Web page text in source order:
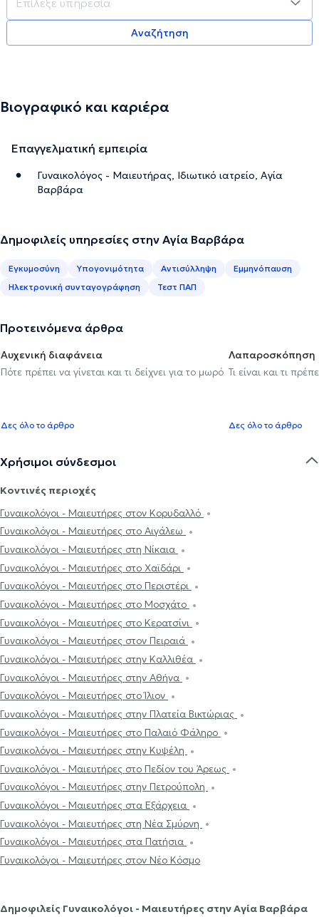
Αναζήτηση
Βιογραφικό και καριέρα
Επαγγελματική εμπειρία
Γυναικολόγος - Μαιευτήρας, Ιδιωτικό ιατρείο, Αγία
Βαρβάρα
Δημοφιλείς υπηρεσίες στην Αγία Βαρβάρα
Εγκυμοσύνη Υπογονιμότητα Αντισύλληψη
Εμμηνόπαυση
Ηλεκτρονική συνταγογράφηση
Τεστ ΠΑΠ
Προτεινόμενα άρθρα
Αυχενική διαφάνεια
Πότε πρέπει να γίνεται και τι δείχνει για το μωρό
Δες όλο το άρθρο
Λαπαροσκόπηση
Τι είναι και τι
Δες όλο το άρθρο
Χρήσιμοι σύνδεσμοι
Κοντινές περιοχές
Γυναικολόγοι - Μαιευτήρες στον Κορυδαλλό
Γυναικολόγοι - Μαιευτήρες στο Αιγάλεω
Γυναικολόγοι - Μαιευτήρες στη Νίκαια
Γυναικολόγοι - Μαιευτήρες στο Χαϊδάρι
Γυναικολόγοι - Μαιευτήρες στο Περιστέρι
Γυναικολόγοι - Μαιευτήρες στο Μοσχάτο
Γυναικολόγοι - Μαιευτήρες στο Κερατσίνι
Γυναικολόγοι - Μαιευτήρες στον Πειραιά
Γυναικολόγοι - Μαιευτήρες στην Καλλιθέα
Γυναικολόγοι - Μαιευτήρες στην Αθήνα
Γυναικολόγοι - Μαιευτήρες στο Ίλιον
Γυναικολόγοι - Μαιευτήρες στην Πλατεία Βικτώριας
Γυναικολόγοι - Μαιευτήρες στο Παλαιό Φάληρο
Γυναικολόγοι - Μαιευτήρες στην Κυψέλη
Γυναικολόγοι - Μαιευτήρες στο Πεδίον του Άρεως
Γυναικολόγοι - Μαιευτήρες στην Πετρούπολη
Γυναικολόγοι - Μαιευτήρες στα Εξάρχεια
Γυναικολόγοι - Μαιευτήρες στη Νέα Σμύρνη
Γυναικολόγοι - Μαιευτήρες στα Πατήσια
Γυναικολόγοι - Μαιευτήρες στον Νέο Κόσμο
Δημοφιλείς Γυναικολόγοι - Μαιευτήρες στην Αγία Βαρβάρα